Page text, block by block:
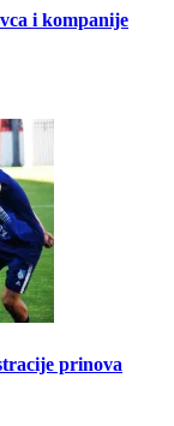
i kompanije
prinova